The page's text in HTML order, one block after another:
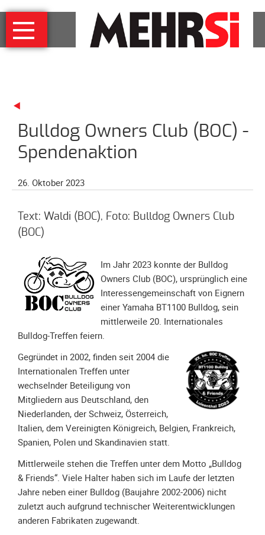
Navigation
überspringen
MEHRSi
Wer
Ziel
Strategie
Schirmherrschaft
für
MEHRSi
Spendenkonto
Förderer
werden
ändern
Förderer
Flyer
+
Infokarte
Achte
auf
Motorradfahrer
Merchandise
Aktionen
Info/Presse
Bulldog Owners Club (BOC) -
Spendenaktion
26. Oktober 2023
Text: Waldi (BOC), Foto: Bulldog Owners Club
(BOC)
Im Jahr 2023 konnte der Bulldog
Owners Club (BOC), ursprünglich eine
Interessengemeinschaft von Eignern
einer Yamaha BT1100 Bulldog, sein
mittlerweile 20. Internationales
Bulldog-Treffen feiern.
Gegründet in 2002, finden seit 2004 die
Internationalen Treffen unter
wechselnder Beteiligung von
Mitgliedern aus Deutschland, den
Niederlanden, der Schweiz, Österreich,
Italien, dem Vereinigten Königreich, Belgien, Frankreich,
Spanien, Polen und Skandinavien statt.
Mittlerweile stehen die Treffen unter dem Motto „Bulldog
& Friends“. Viele Halter haben sich im Laufe der letzten
Jahre neben einer Bulldog (Baujahre 2002-2006) nicht
zuletzt auch aufgrund technischer Weiterentwicklungen
anderen Fabrikaten zugewandt.